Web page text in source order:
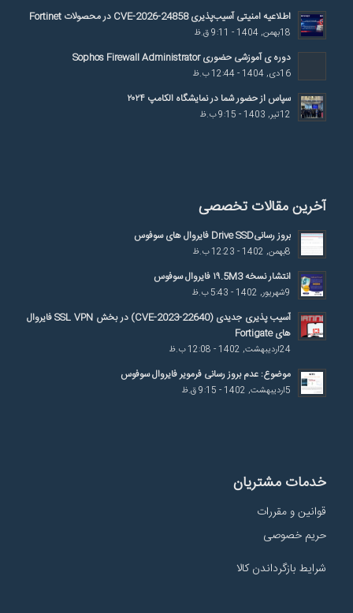
اطلاعیه امنیتی آسیب‌پذیری CVE-2026-24858 در محصولات Fortinet
18بهمن, 1404 - 9:11 ق.ظ
دوره ی آموزشی حضوری Sophos Firewall Administrator
16دی, 1404 - 12:44 ب.ظ
سپاس از حضور شما در نمایشگاه الکامپ ۲۰۲۴
12تیر, 1403 - 9:15 ب.ظ
آخرین مقالات تخصصی
بروز رسانیDrive SSD فایروال های سوفوس
8بهمن, 1402 - 12:23 ب.ظ
انتشار نسخه ۱۹.5M3 فایروال سوفوس
9شهریور, 1402 - 5:43 ب.ظ
آسیب پذیری جدیدی (CVE-2023-22640) در بخش SSL VPN فایروال
های Fortigate
24اردیبهشت, 1402 - 12:08 ب.ظ
موضوع: عدم بروز رسانی فرمویر فایروال سوفوس
5اردیبهشت, 1402 - 9:15 ق.ظ
خدمات مشتریان
قوانین و مقررات
حریم خصوصی
شرایط بازگرداندن کالا